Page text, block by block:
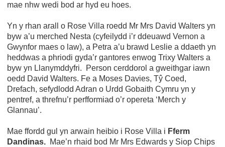
mae nhw wedi bod ar hyd eu hoes.
Yn y rhan arall o Rose Villa roedd Mr Mrs David Walters yn
byw a’u merched Nesta (cyfeilydd i’r ddeuawd Vernon a
Gwynfor maes o law), a Petra a’u brawd Leslie a ddaeth yn
heddwas a phriodi gyda’r gantores enwog Trixy Walters a
byw yn Llanymddyfri. Person cerddorol a gweithgar iawn
oedd David Walters. Fe a Moses Davies, Tŷ Coed,
Drefach, sefydlodd Adran o Urdd Gobaith Cymru yn y
pentref, a threfnu’r perfformiad o’r opereta ‘Merch y
Glannau’.
Mae ffordd gul yn arwain heibio i Rose Villa i Fferm
Dandinas. Mae’n rhaid bod Mr Mrs Edwards y Siop Chips